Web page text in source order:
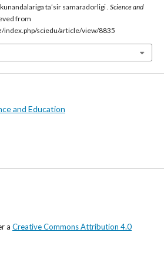
ta’sir samaradorligi . Science and
from
index.php/sciedu/article/view/8835
and Education
a Creative Commons Attribution 4.0